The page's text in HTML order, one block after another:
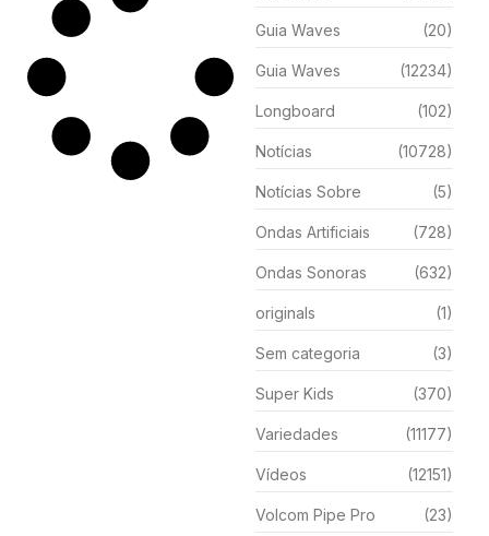
Guia Waves (20)
Guia Waves (12234)
Longboard (102)
Notícias (10728)
Notícias Sobre (5)
Ondas Artificiais (728)
Ondas Sonoras (632)
originals (1)
Sem categoria (3)
Super Kids (370)
Variedades (11177)
Vídeos (12151)
Volcom Pipe Pro (23)